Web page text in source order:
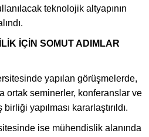
teknolojik altyapının
İÇİN SOMUT ADIMLAR
yapılan görüşmelerde,
ortak seminerler, konferanslar ve
yapılması kararlaştırıldı.
ise mühendislik alanında